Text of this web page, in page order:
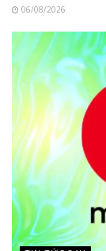
06/08/2026